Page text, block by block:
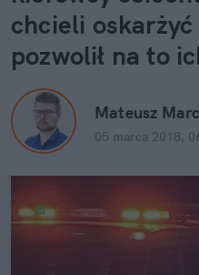
chcieli
pozwolił na to
Mateusz
05 marca 2018,